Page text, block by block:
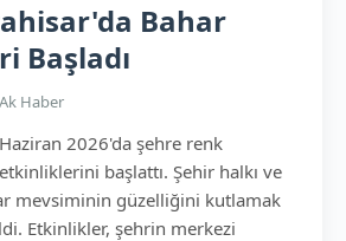
Bahar
Başladı
Haber
2026'da şehre renk
başlattı. Şehir halkı ve
mevsiminin güzelliğini kutlamak
Etkinlikler, şehrin merkezi